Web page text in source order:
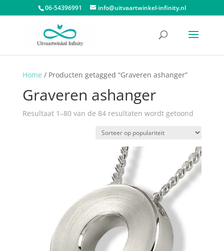
06-54396991 info@uitvaartwinkel-infinity.nl
Home / Producten getagged “Graveren ashanger”
Graveren ashanger
Resultaat 1–80 van de 84 resultaten wordt getoond